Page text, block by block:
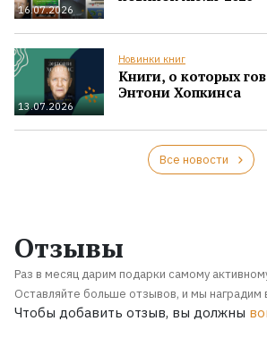
16.07.2026
13.07.2026
Новинки книг
Книги, о которых
Энтони Хопкинса
Все новости
Отзывы
Раз в месяц дарим подарки самому
Оставляйте больше отзывов, и мы наградим
Чтобы добавить отзыв, вы должны